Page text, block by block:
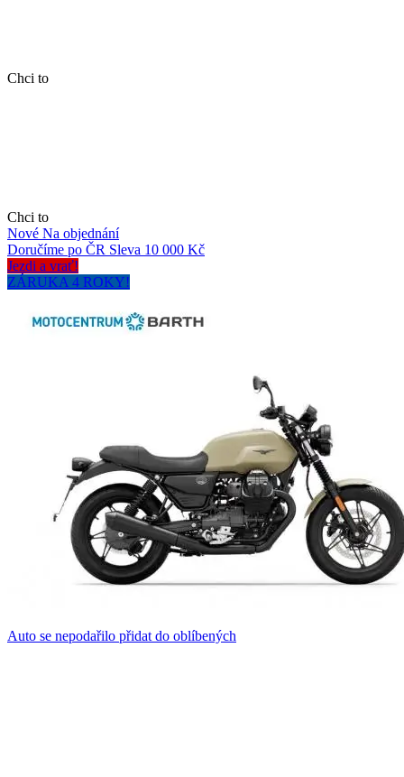
Chci to
Chci to
Nové Na objednání
Doručíme po ČR Sleva 10 000 Kč
Jezdi a vrať!
ZÁRUKA 4 ROKY!
Auto se nepodařilo přidat do oblíbených